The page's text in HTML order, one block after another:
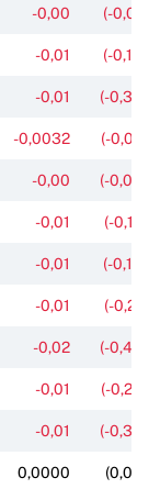
-0,00 (-
-0,01 (-
-0,01 (-
-0,0032 (-
-0,00 (-
-0,01 (-
-0,01 (-
-0,01 (-
-0,02 (-
-0,01 (-
-0,01 (-
0,0000